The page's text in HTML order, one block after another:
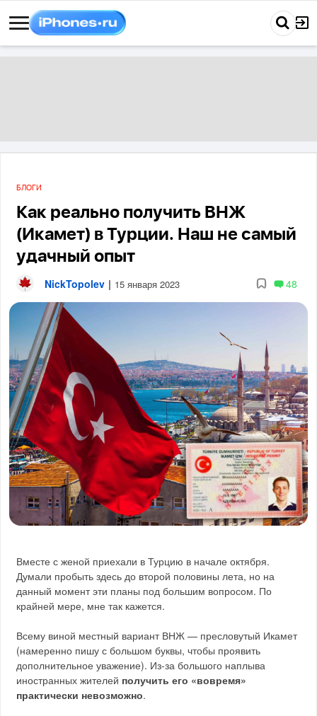
БЛОГИ
Как реально получить ВНЖ
(Икамет) в Турции. Наш не самый
удачный опыт
NickTopolev | 15 января 2023 48
Вместе с женой приехали в Турцию в начале октября.
Думали пробыть здесь до второй половины лета, но на
данный момент эти планы под большим вопросом. По
крайней мере, мне так кажется.
Всему виной местный вариант ВНЖ — пресловутый Икамет
(намеренно пишу с большом буквы, чтобы проявить
дополнительное уважение). Из-за большого наплыва
иностранных жителей получить его «вовремя»
практически невозможно.